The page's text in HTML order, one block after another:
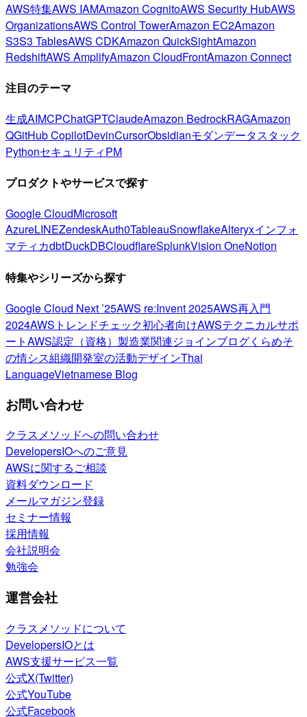
AWS特集AWS IAMAmazon CognitoAWS Security HubAWS
OrganizationsAWS Control TowerAmazon EC2Amazon
S3S3 TablesAWS CDKAmazon QuickSightAmazon
RedshiftAWS AmplifyAmazon CloudFrontAmazon Connect
注目のテーマ
生成AIMCPChatGPTClaudeAmazon BedrockRAGAmazon
QGitHub CopilotDevinCursorObsidianモダンデータスタック
PythonセキュリティPM
プロダクトやサービスで探す
Google CloudMicrosoft
AzureLINEZendeskAuth0TableauSnowflakeAlteryxインフォ
マティカdbtDuckDBCloudflareSplunkVision OneNotion
特集やシリーズから探す
Google Cloud Next ’25AWS re:Invent 2025AWS再入門
2024AWSトレンドチェック初心者向けAWSテクニカルサポ
ートAWS認定（資格） 製造業関連ジョインブログくらめそ
の情シス組織開発室の活動デザインThai
LanguageVietnamese Blog
お問い合わせ
クラスメソッドへの問い合わせ
DevelopersIOへのご意見
AWSに関するご相談
資料ダウンロード
メールマガジン登録
セミナー情報
採用情報
会社説明会
勉強会
運営会社
クラスメソッドについて
DevelopersIOとは
AWS支援サービス一覧
公式X(Twitter)
公式YouTube
公式Facebook